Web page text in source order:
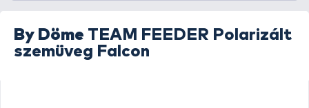
By Döme TEAM FEEDER Polarizált
szemüveg Falcon